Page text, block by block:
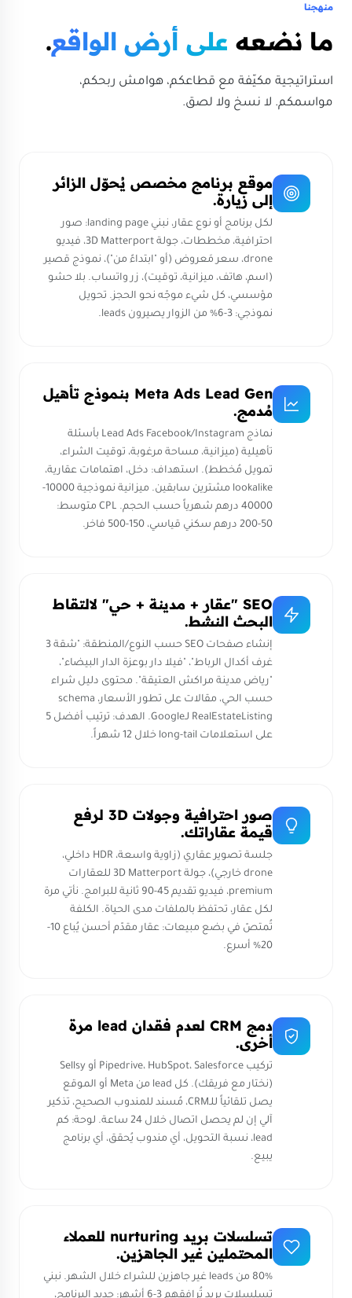
منهجنا
ما نضعه على أرض الواقع.
استراتيجية مكيّفة مع قطاعكم، هوامش ربحكم،
مواسمكم. لا نسخ ولا لصق.
موقع برنامج مخصص يُحوّل الزائر
إلى زيارة.
لكل برنامج أو نوع عقار، نبني landing page: صور
احترافية، مخططات، جولة 3D Matterport، فيديو
drone، سعر مَعروض (أو "ابتداءً من")، نموذج قصير
(اسم، هاتف، ميزانية، توقيت)، زر واتساب. بلا حشو
مؤسسي، كل شيء موجّه نحو الحجز. تحويل
نموذجي: 3-6% من الزوار يصيرون leads.
Meta Ads Lead Gen بنموذج تأهيل
مُدمج.
نماذج Lead Ads Facebook/Instagram بأسئلة
تأهيلية (ميزانية، مساحة مرغوبة، توقيت الشراء،
تمويل مُخطط). استهداف: دخل، اهتمامات عقارية،
lookalike مشترين سابقين. ميزانية نموذجية 10000-
40000 درهم شهرياً حسب الحجم. CPL متوسط:
50-200 درهم سكني قياسي، 150-500 فاخر.
SEO "عقار + مدينة + حي" لالتقاط
البحث النشط.
إنشاء صفحات SEO حسب النوع/المنطقة: "شقة 3
غرف أكدال الرباط"، "فيلا دار بوعزة الدار البيضاء"،
"رياض مدينة مراكش العتيقة". محتوى دليل شراء
حسب الحي، مقالات على تطور الأسعار، schema
RealEstateListing لـGoogle. الهدف: ترتيب أفضل 5
على استعلامات long-tail خلال 12 شهراً.
صور احترافية وجولات 3D لرفع
قيمة عقاراتك.
جلسة تصوير عقاري (زاوية واسعة، HDR داخلي،
drone خارجي)، جولة 3D Matterport للعقارات
premium، فيديو تقديم 45-90 ثانية للبرامج. نأتي مرة
لكل عقار، تحتفظ بالملفات مدى الحياة. الكلفة
تُمتصّ في بضع مبيعات: عقار مقدّم أحسن يُباع 10-
20% أسرع.
دمج CRM لعدم فقدان lead مرة
أخرى.
تركيب Pipedrive، HubSpot، Salesforce أو Sellsy
(نختار مع فريقك). كل lead من Meta أو الموقع
يصل تلقائياً للـCRM، مُسند للمندوب الصحيح، تذكير
آلي إن لم يحصل اتصال خلال 24 ساعة. لوحة: كم
lead، نسبة التحويل، أي مندوب يُحقق، أي برنامج
يبيع.
تسلسلات بريد nurturing للعملاء
المحتملين غير الجاهزين.
80% من leads غير جاهزين للشراء خلال الشهر. نبني
تسلسلات بريد تُرافقهم 3-6 أشهر: جديد البرنامج،